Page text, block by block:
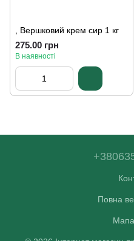
, Вершковий крем сир 1 кг
275.00 грн
В наявності
Повна